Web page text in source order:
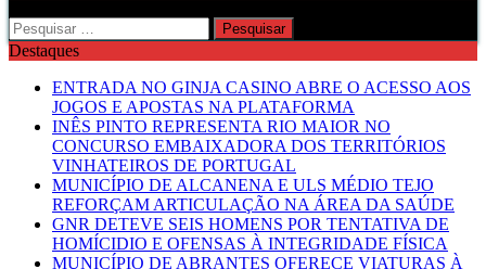
Pesquisar
por:
Destaques
ENTRADA NO GINJA CASINO ABRE O ACESSO AOS
JOGOS E APOSTAS NA PLATAFORMA
INÊS PINTO REPRESENTA RIO MAIOR NO
CONCURSO EMBAIXADORA DOS TERRITÓRIOS
VINHATEIROS DE PORTUGAL
MUNICÍPIO DE ALCANENA E ULS MÉDIO TEJO
REFORÇAM ARTICULAÇÃO NA ÁREA DA SAÚDE
GNR DETEVE SEIS HOMENS POR TENTATIVA DE
HOMÍCIDIO E OFENSAS À INTEGRIDADE FÍSICA
MUNICÍPIO DE ABRANTES OFERECE VIATURAS À